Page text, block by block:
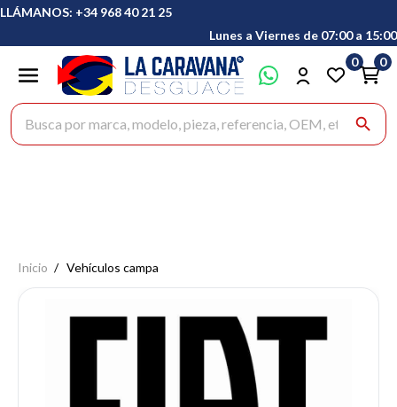
LLÁMANOS: +34 968 40 21 25
Lunes a Viernes de 07:00 a 15:00
Buscar productos
search
0 0
Inicio Vehículos campa